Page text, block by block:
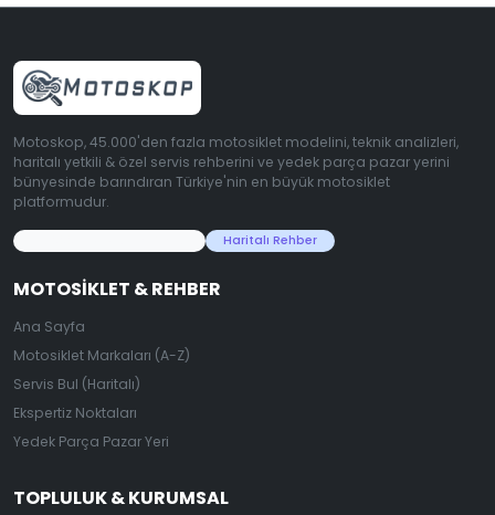
Motoskop, 45.000'den fazla motosiklet modelini, teknik analizleri,
haritalı yetkili & özel servis rehberini ve yedek parça pazar yerini
bünyesinde barındıran Türkiye'nin en büyük motosiklet
platformudur.
Haritalı Rehber
MOTOSIKLET & REHBER
Ana Sayfa
Motosiklet Markaları (A-Z)
Servis Bul (Haritalı)
Ekspertiz Noktaları
Yedek Parça Pazar Yeri
TOPLULUK & KURUMSAL